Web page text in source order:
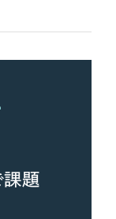
課題